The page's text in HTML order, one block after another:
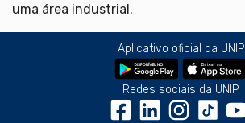
uma área industrial.
Aplicativo oficial da UNIP
Redes sociais da UNIP